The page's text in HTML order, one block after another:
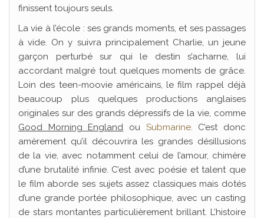
finissent toujours seuls.
La vie à l’école : ses grands moments, et ses passages
à vide. On y suivra principalement Charlie, un jeune
garçon perturbé sur qui le destin s’acharne, lui
accordant malgré tout quelques moments de grâce.
Loin des teen-moovie américains, le film rappel déjà
beaucoup plus quelques productions anglaises
originales sur des grands dépressifs de la vie, comme
Good Morning England ou Submarine. C’est donc
amèrement qu’il découvrira les grandes désillusions
de la vie, avec notamment celui de l’amour, chimère
d’une brutalité infinie. C’est avec poésie et talent que
le film aborde ses sujets assez classiques mais dotés
d’une grande portée philosophique, avec un casting
de stars montantes particulièrement brillant. L’histoire